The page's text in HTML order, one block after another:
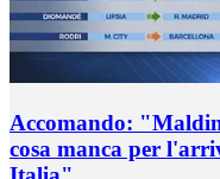
Accomando:
cosa manca per